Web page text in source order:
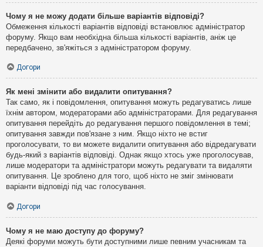
Чому я не можу додати більше варіантів відповіді?
Обмеження кількості варіантів відповіді встановлює адміністратор
форуму. Якщо вам необхідна більша кількості варіантів, аніж це
передбачено, зв'яжіться з адміністратором форуму.
Догори
Як мені змінити або видалити опитування?
Так само, як і повідомлення, опитування можуть редагуватись лише
їхнім автором, модераторами або адміністраторами. Для редагування
опитування перейдіть до редагування першого повідомлення в темі;
опитування завжди пов'язане з ним. Якщо ніхто не встиг
проголосувати, то ви можете видалити опитування або відредагувати
будь-який з варіантів відповіді. Однак якщо хтось уже проголосував,
лише модератори та адміністратори можуть редагувати та видаляти
опитування. Це зроблено для того, щоб ніхто не зміг змінювати
варіанти відповіді під час голосування.
Догори
Чому я не маю доступу до форуму?
Деякі форуми можуть бути доступними лише певним учасникам та